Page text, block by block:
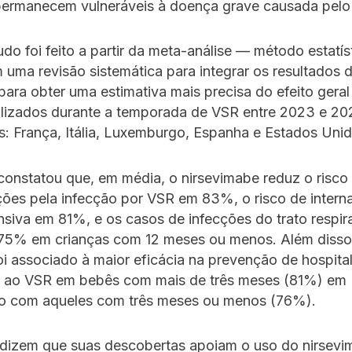
vulneráveis à doença grave causada
foi feito a partir da meta-análise — método
uma revisão sistemática para integrar os resultados
obter uma estimativa mais precisa do efeito
durante a temporada de VSR entre 2023 e
França, Itália, Luxemburgo, Espanha e Estados
que, em média, o nirsevimabe reduz o risco
pela infecção por VSR em 83%, o risco de
em 81%, e os casos de infecções do trato
em crianças com 12 meses ou menos. Além
associado à maior eficácia na prevenção de
VSR em bebês com mais de três meses (81%) em
com aqueles com três meses ou menos (76%).
que suas descobertas apoiam o uso do